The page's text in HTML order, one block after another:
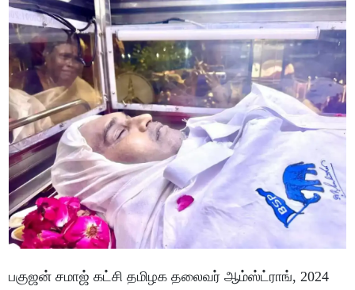
பகுஜன் சமாஜ் கட்சி தமிழக தலைவர் ஆம்ஸ்ட்ராங், 2024